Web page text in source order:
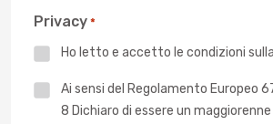
Privacy *
Ho letto e accetto le condizioni
PrivacyAi sensi del Regolamento Europeo
8 Dichiaro di essere un